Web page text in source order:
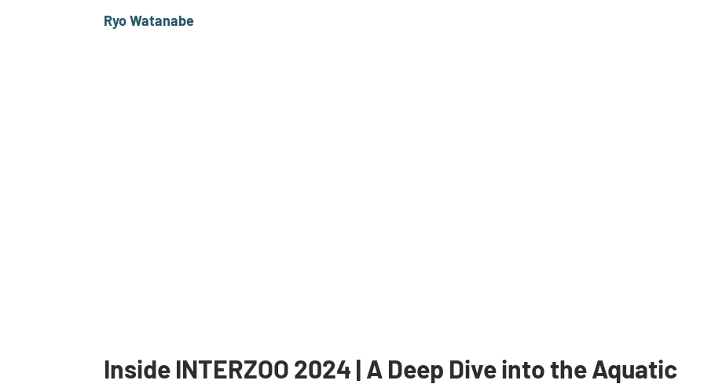
Ryo Watanabe
Inside INTERZOO 2024 | A Deep Dive into the Aquatic